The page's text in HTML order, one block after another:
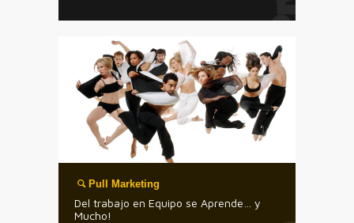
Pull Marketing
Del trabajo en Equipo se Aprende… y
Mucho!